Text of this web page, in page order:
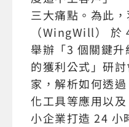
三大痛點。為此
（WingWill） 於
舉辦「3 個關鍵
的獲利公式」研
家，解析如何透
化工具等應用以
小企業打造 24 小